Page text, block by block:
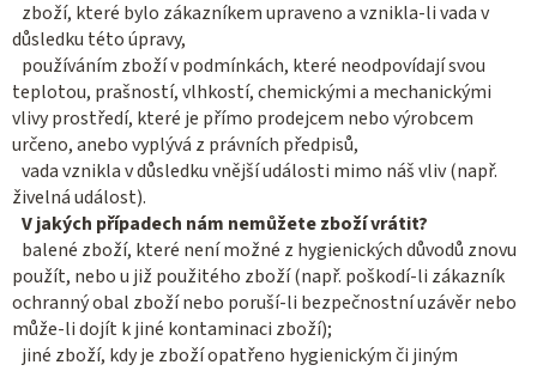
zboží, které bylo zákazníkem upraveno a vznikla-li vada v
důsledku této úpravy,
používáním zboží v podmínkách, které neodpovídají svou
teplotou, prašností, vlhkostí, chemickými a mechanickými
vlivy prostředí, které je přímo prodejcem nebo výrobcem
určeno, anebo vyplývá z právních předpisů,
vada vznikla v důsledku vnější události mimo náš vliv (např.
živelná událost).
V jakých případech nám nemůžete zboží vrátit?
balené zboží, které není možné z hygienických důvodů znovu
použít, nebo u již použitého zboží (např. poškodí-li zákazník
ochranný obal zboží nebo poruší-li bezpečnostní uzávěr nebo
může-li dojít k jiné kontaminaci zboží);
jiné zboží, kdy je zboží opatřeno hygienickým či jiným